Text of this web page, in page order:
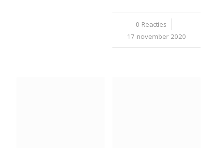
0 Reacties
/
17 november 2020